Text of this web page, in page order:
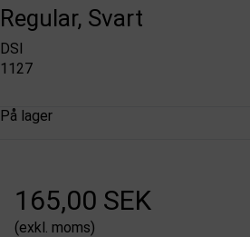
Regular, Svart
DSI
1127
På lager
165,00 SEK
(exkl. moms)